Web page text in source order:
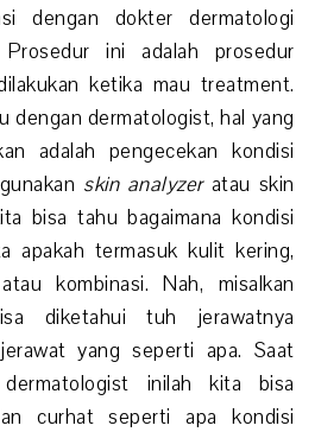
dengan dokter dermatologi
ini adalah prosedur
ketika mau treatment.
dengan dermatologist, hal yang
adalah pengecekan kondisi
skin analyzeratau skin
bisa tahu bagaimana kondisi
apakah termasuk kulit kering,
kombinasi. Nah, misalkan
diketahui tuh jerawatnya
yang seperti apa. Saat
inilah kita bisa
curhat seperti apa kondisi